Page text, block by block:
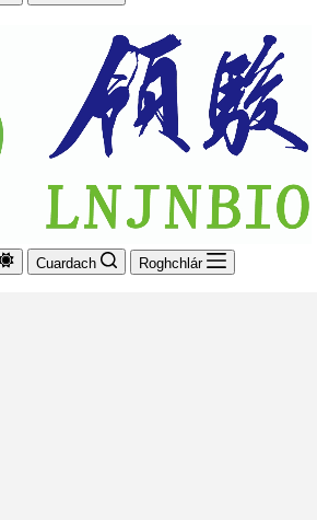
Cuardach Roghchlár